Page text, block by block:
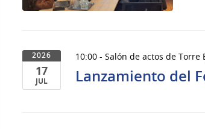
2026
17
JUL
10:00 - Salón de actos de Torre
Lanzamiento del